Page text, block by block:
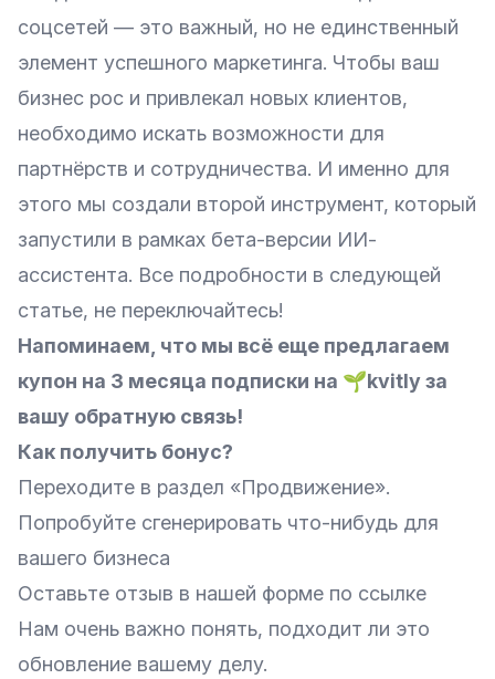
соцсетей — это важный, но не единственный
элемент успешного маркетинга. Чтобы ваш
бизнес рос и привлекал новых клиентов,
необходимо искать возможности для
партнёрств и сотрудничества. И именно для
этого мы создали второй инструмент, который
запустили в рамках бета-версии ИИ-
ассистента. Все подробности в следующей
статье, не переключайтесь!
Напоминаем, что мы всё еще предлагаем
купон на 3 месяца подписки на 🌱kvitly за
вашу обратную связь!
Как получить бонус?
Переходите в раздел «Продвижение».
Попробуйте сгенерировать что-нибудь для
вашего бизнеса
Оставьте отзыв в нашей форме по ссылке
Нам очень важно понять, подходит ли это
обновление вашему делу.